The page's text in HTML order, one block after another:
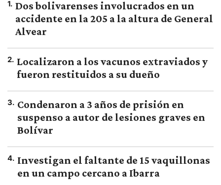
1. Dos bolivarenses involucrados en un
accidente en la 205 a la altura de General
Alvear
2. Localizaron a los vacunos extraviados y
fueron restituidos a su dueño
3. Condenaron a 3 años de prisión en
suspenso a autor de lesiones graves en
Bolívar
4. Investigan el faltante de 15 vaquillonas
en un campo cercano a Ibarra